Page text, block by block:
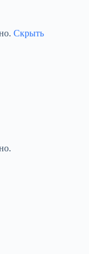
Скрыть